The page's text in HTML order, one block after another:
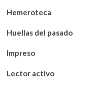
Hemeroteca
Huellas del pasado
Impreso
Lector activo